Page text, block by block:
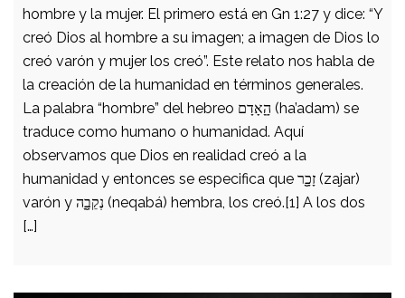
hombre y la mujer. El primero está en Gn 1:27 y dice: “Y
creó Dios al hombre a su imagen; a imagen de Dios lo
creó varón y mujer los creó”. Este relato nos habla de
la creación de la humanidad en términos generales.
La palabra “hombre” del hebreo הָָֽאָדָם (ha’adam) se
traduce como humano o humanidad. Aquí
observamos que Dios en realidad creó a la
humanidad y entonces se especifica que זָכָָ֥ר (zajar)
varón y נְקֵבָָ֖ה (neqabá) hembra, los creó.[1] A los dos
[…]